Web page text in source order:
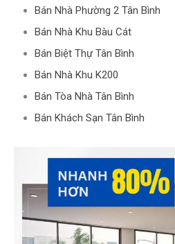
Bán Nhà Phường 2 Tân Bình
Bán Nhà Khu Bàu Cát
Bán Biệt Thự Tân Bình
Bán Nhà Khu K200
Bán Tòa Nhà Tân Bình
Bán Khách Sạn Tân Bình